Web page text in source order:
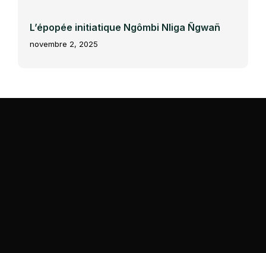
L’épopée initiatique Ngômbi Nliga Ñgwañ
novembre 2, 2025